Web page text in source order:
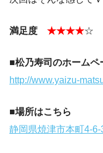
満足度 ★★★★☆
■松乃寿司のホームペ
http://www.yaizu-
■場所はこちら
静岡県焼津市本町4-6-